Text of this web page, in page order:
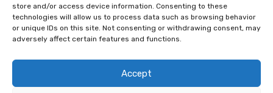
store and/or access device information. Consenting to these
technologies will allow us to process data such as browsing behavior
or unique IDs on this site. Not consenting or withdrawing consent, may
adversely affect certain features and functions.
Accept
SOCIAL